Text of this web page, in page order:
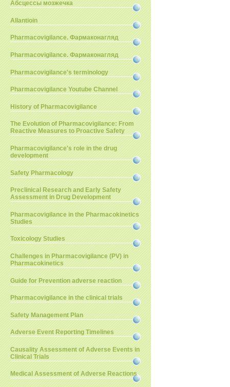
Абсцессы мозжечка
Allantioin
Pharmacovigilance. Фармаконагляд
Pharmacovigilance. Фармаконагляд
Pharmacovigilance's terminology
Pharmacovigilance Youtube Channel
History of Pharmacovigilance
The Evolution of Pharmacovigilance: From
Reactive Measures to Proactive Safety
Pharmacovigilance's role in the drug
development
Safety Pharmacology
Preclinical Research and Early Safety
Assessment in Drug Development
Pharmacovigilance in the Pharmacokinetics
Studies
Toxicology Studies
Challenges in Pharmacovigilance (PV) in
Pharmacokinetics
Guide for Prevention adverse reaction
Pharmacovigilance in the clinical trials
Safety Management Plan
Adverse Event Reporting Timelines
Causality Assessment of Adverse Events in
Clinical Trials
Medical Assessment of Adverse Reactions